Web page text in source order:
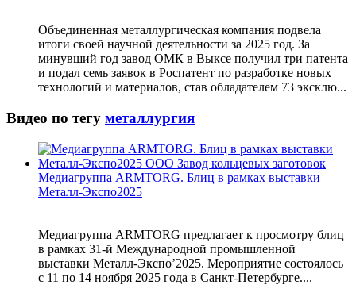
Объединенная металлургическая компания подвела
итоги своей научной деятельности за 2025 год. За
минувший год завод ОМК в Выксе получил три патента
и подал семь заявок в Роспатент по разработке новых
технологий и материалов, став обладателем 73 эксклю...
Видео по тегу металлургия
Медиагруппа ARMTORG. Блиц в рамках выставки
Металл-Экспо2025
Медиагруппа ARMTORG предлагает к просмотру блиц
в рамках 31-й Международной промышленной
выставки Металл-Экспо’2025. Мероприятие состоялось
с 11 по 14 ноября 2025 года в Санкт-Петербурге....